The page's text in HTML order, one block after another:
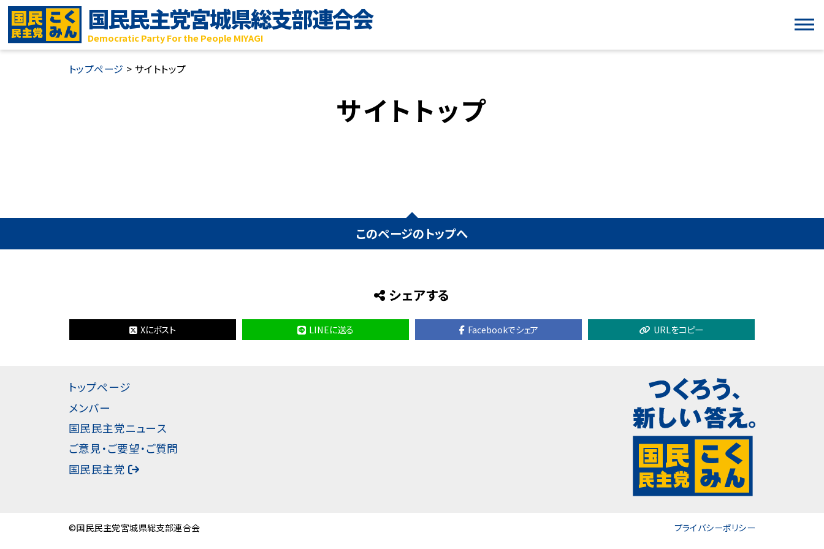
国民民主党宮城県総支部連合会
Democratic Party For the People MIYAGI
トップページ > サイトトップ
サイトトップ
このページのトップへ
シェアする
Xにポスト LINEに送る Facebookでシェア URLをコピー
トップページ
メンバー
国民民主党ニュース
ご意見・ご要望・ご質問
国民民主党
©国民民主党宮城県総支部連合会 プライバシーポリシー